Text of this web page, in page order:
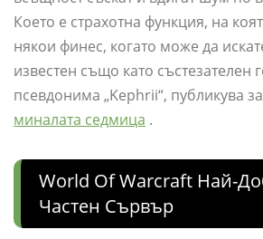
Което е страхотна функция, на
някои финес, когато може да
известен също като състезателен
псевдонима „Kephrii“, публикува
миналата седмица .
World Of Warcraft Най-
Частен Сървър